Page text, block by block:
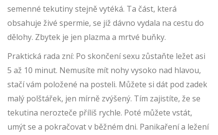
semenné tekutiny stejně vytéká. Ta část, která
obsahuje živé spermie, se již dávno vydala na cestu do
dělohy. Zbytek je jen plazma a mrtvé buňky.
Praktická rada zní: Po skončení sexu zůstaňte ležet asi
5 až 10 minut. Nemusíte mít nohy vysoko nad hlavou,
stačí vám položené na posteli. Můžete si dát pod zadek
malý polštářek, jen mírně zvýšený. Tím zajistíte, že se
tekutina nerozteče příliš rychle. Poté můžete vstát,
umýt se a pokračovat v běžném dni. Panikaření a ležení